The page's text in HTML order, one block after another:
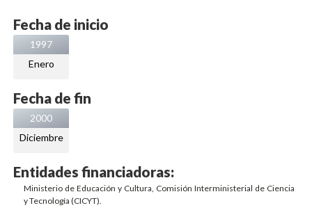
Fecha de inicio
1997
Enero
Fecha de fin
2000
Diciembre
Entidades financiadoras:
Ministerio de Educación y Cultura, Comisión Interministerial de Ciencia
y Tecnología (CICYT).